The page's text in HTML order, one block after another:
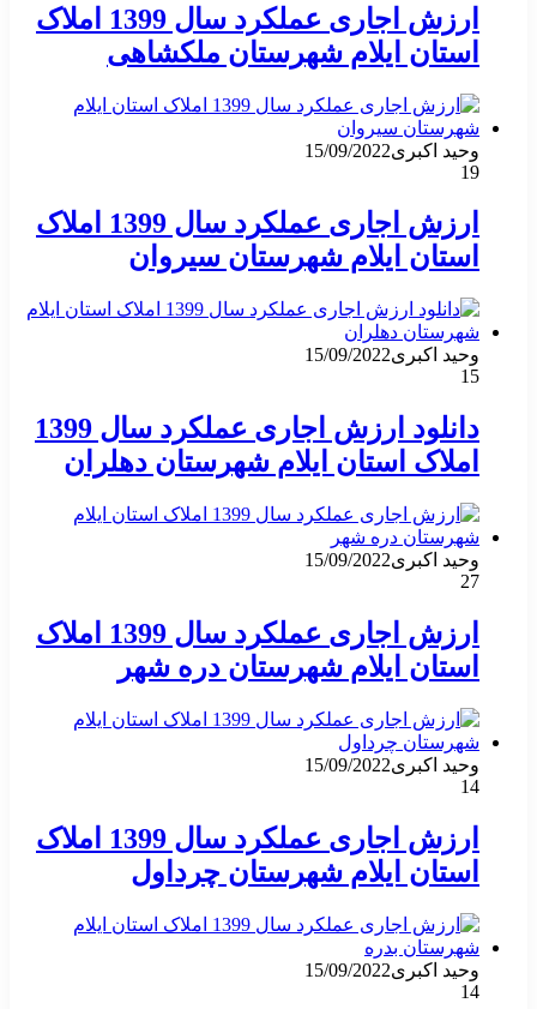
ارزش اجاری عملکرد سال 1399 املاک
استان ایلام شهرستان ملکشاهی
وحید اکبری15/09/2022
19
ارزش اجاری عملکرد سال 1399 املاک
استان ایلام شهرستان سیروان
وحید اکبری15/09/2022
15
دانلود ارزش اجاری عملکرد سال 1399
املاک استان ایلام شهرستان دهلران
وحید اکبری15/09/2022
27
ارزش اجاری عملکرد سال 1399 املاک
استان ایلام شهرستان دره شهر
وحید اکبری15/09/2022
14
ارزش اجاری عملکرد سال 1399 املاک
استان ایلام شهرستان چرداول
وحید اکبری15/09/2022
14